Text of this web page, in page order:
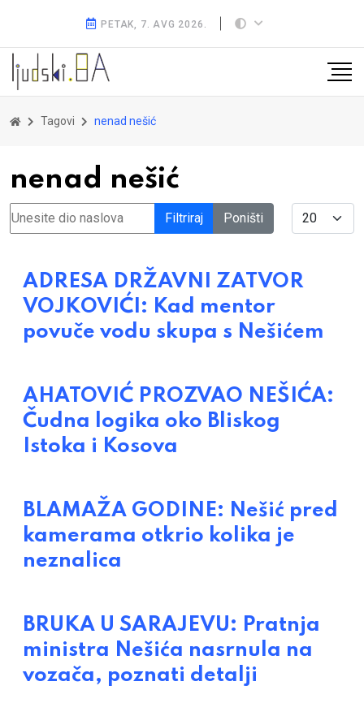
PETAK, 7. AVG 2026.
Tagovi nenad nešić
nenad nešić
Unesite dio naslova Filtriraj Poništi Display #
ADRESA DRŽAVNI ZATVOR
VOJKOVIĆI: Kad mentor
povuče vodu skupa s Nešićem
AHATOVIĆ PROZVAO NEŠIĆA:
Čudna logika oko Bliskog
Istoka i Kosova
BLAMAŽA GODINE: Nešić pred
kamerama otkrio kolika je
neznalica
BRUKA U SARAJEVU: Pratnja
ministra Nešića nasrnula na
vozača, poznati detalji